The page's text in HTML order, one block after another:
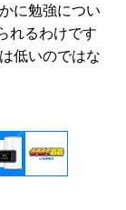
に勉強につい
れるわけです
低いのではな